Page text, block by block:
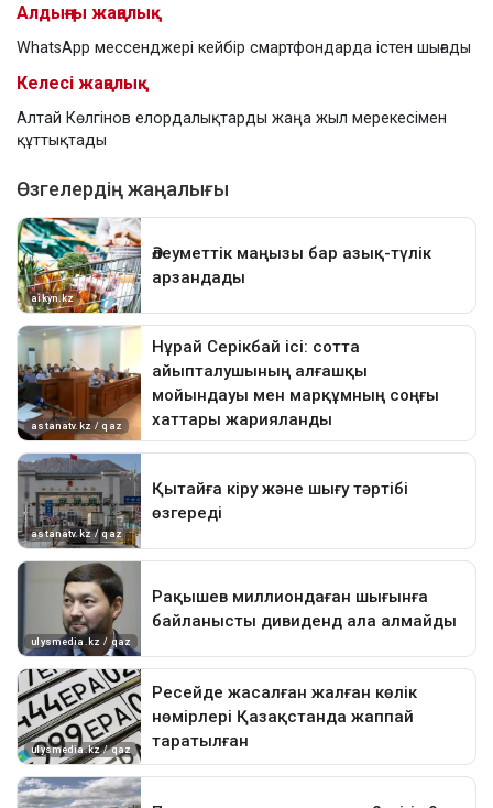
Алдыңғы жаңалық
WhatsApp мессенджері кейбір смартфондарда істен шығады
Келесі жаңалық
Алтай Көлгінов елордалықтарды жаңа жыл мерекесімен
құттықтады